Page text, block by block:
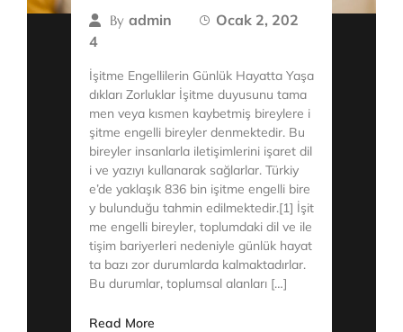
By admin
Ocak 2, 202
4
İşitme Engellilerin Günlük Hayatta Yaşa
dıkları Zorluklar İşitme duyusunu tama
men veya kısmen kaybetmiş bireylere i
şitme engelli bireyler denmektedir. Bu
bireyler insanlarla iletişimlerini işaret dil
i ve yazıyı kullanarak sağlarlar. Türkiy
e’de yaklaşık 836 bin işitme engelli bire
y bulunduğu tahmin edilmektedir.[1] İşit
me engelli bireyler, toplumdaki dil ve ile
tişim bariyerleri nedeniyle günlük hayat
ta bazı zor durumlarda kalmaktadırlar.
Bu durumlar, toplumsal alanları […]
Read More